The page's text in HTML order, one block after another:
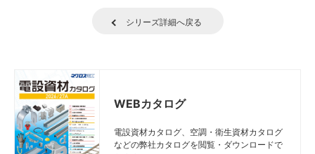
シリーズ詳細へ戻る
WEBカタログ
電設資材カタログ、空調・衛生資材カタログ
などの弊社カタログを閲覧・ダウンロードで